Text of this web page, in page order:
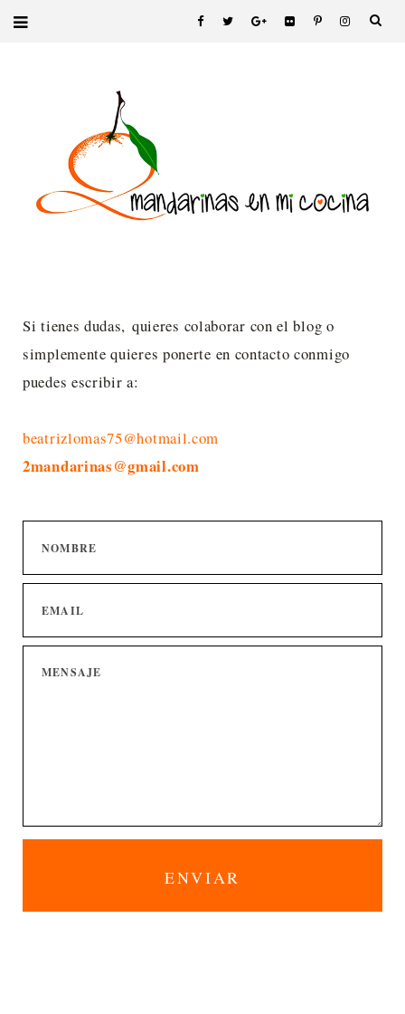
Si tienes dudas, quieres colaborar con el blog o
simplemente quieres ponerte en contacto conmigo
puedes escribir a:
beatrizlomas75@hotmail.com
2mandarinas@gmail.com